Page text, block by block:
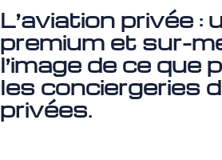
L’aviation privée :
premium et sur-
l’image de ce que
les conciergeries
privées.